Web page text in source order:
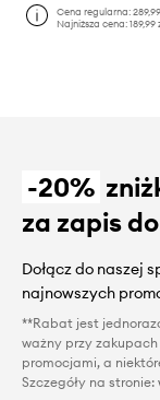
Cena regularna:
Najniższa cena:189,99
-20%
za zapis
Dołącz do naszej
najnowszych
**Rabat jest
ważny przy zakupach
promocjami, a
Szczegóły na stronie: